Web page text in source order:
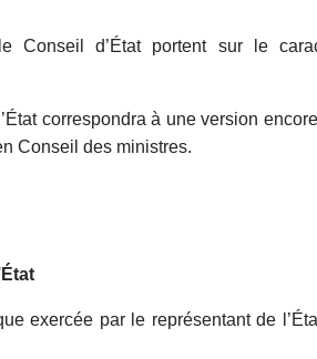
Conseil d’État portent sur le
correspondra à une version
Conseil des ministres.
exercée par le représentant de